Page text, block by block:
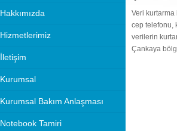
Hakkımızda
Hizmetlerimiz
İletişim
Kurumsal
Kurumsal Bakım Anlaşması
Notebook Tamiri
Veri kurtarma
cep telefonu,
verilerin
Çankaya